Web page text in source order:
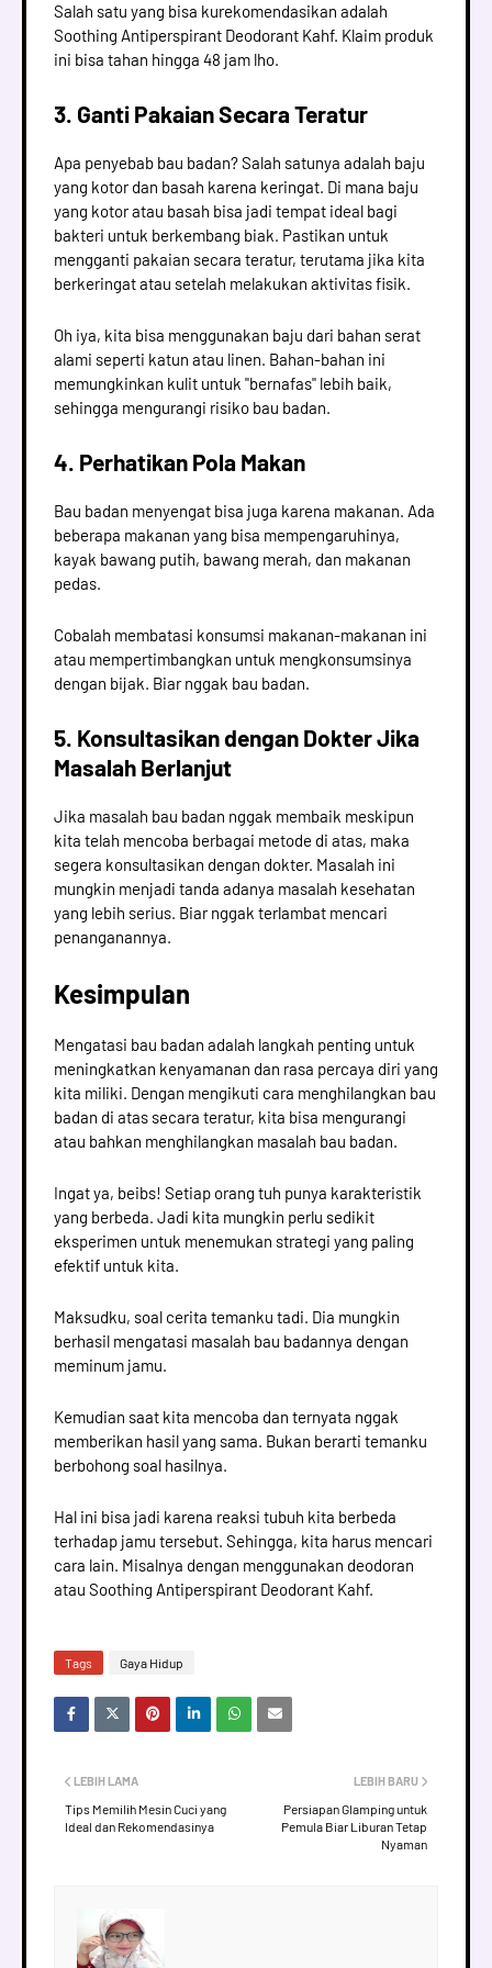
Salah satu yang bisa kurekomendasikan adalah
Soothing Antiperspirant Deodorant Kahf. Klaim produk
ini bisa tahan hingga 48 jam lho.
3. Ganti Pakaian Secara Teratur
Apa penyebab bau badan? Salah satunya adalah baju
yang kotor dan basah karena keringat. Di mana baju
yang kotor atau basah bisa jadi tempat ideal bagi
bakteri untuk berkembang biak. Pastikan untuk
mengganti pakaian secara teratur, terutama jika kita
berkeringat atau setelah melakukan aktivitas fisik.
Oh iya, kita bisa menggunakan baju dari bahan serat
alami seperti katun atau linen. Bahan-bahan ini
memungkinkan kulit untuk "bernafas" lebih baik,
sehingga mengurangi risiko bau badan.
4. Perhatikan Pola Makan
Bau badan menyengat bisa juga karena makanan. Ada
beberapa makanan yang bisa mempengaruhinya,
kayak bawang putih, bawang merah, dan makanan
pedas.
Cobalah membatasi konsumsi makanan-makanan ini
atau mempertimbangkan untuk mengkonsumsinya
dengan bijak. Biar nggak bau badan.
5. Konsultasikan dengan Dokter Jika
Masalah Berlanjut
Jika masalah bau badan nggak membaik meskipun
kita telah mencoba berbagai metode di atas, maka
segera konsultasikan dengan dokter. Masalah ini
mungkin menjadi tanda adanya masalah kesehatan
yang lebih serius. Biar nggak terlambat mencari
penanganannya.
Kesimpulan
Mengatasi bau badan adalah langkah penting untuk
meningkatkan kenyamanan dan rasa percaya diri yang
kita miliki. Dengan mengikuti cara menghilangkan bau
badan di atas secara teratur, kita bisa mengurangi
atau bahkan menghilangkan masalah bau badan.
Ingat ya, beibs! Setiap orang tuh punya karakteristik
yang berbeda. Jadi kita mungkin perlu sedikit
eksperimen untuk menemukan strategi yang paling
efektif untuk kita.
Maksudku, soal cerita temanku tadi. Dia mungkin
berhasil mengatasi masalah bau badannya dengan
meminum jamu.
Kemudian saat kita mencoba dan ternyata nggak
memberikan hasil yang sama. Bukan berarti temanku
berbohong soal hasilnya.
Hal ini bisa jadi karena reaksi tubuh kita berbeda
terhadap jamu tersebut. Sehingga, kita harus mencari
cara lain. Misalnya dengan menggunakan deodoran
atau Soothing Antiperspirant Deodorant Kahf.
Tags Gaya Hidup
LEBIH BARU
Persiapan Glamping untuk
Pemula Biar Liburan Tetap
Nyaman
LEBIH LAMA
Tips Memilih Mesin Cuci yang
Ideal dan Rekomendasinya